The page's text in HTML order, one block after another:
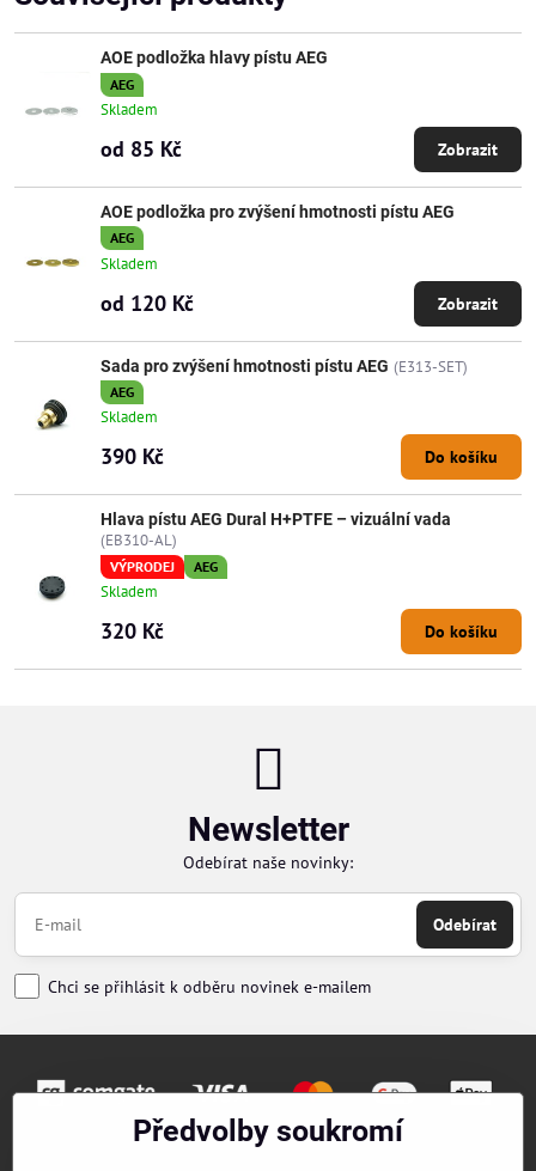
AOE podložka hlavy pístu AEG
AEG
Skladem
od 85 Kč Zobrazit
AOE podložka pro zvýšení hmotnosti pístu AEG
AEG
Skladem
od 120 Kč Zobrazit
Sada pro zvýšení hmotnosti pístu AEG (E313-SET)
AEG
Skladem
390 Kč Do košíku
Hlava pístu AEG Dural H+PTFE – vizuální vada
(EB310-AL)
VÝPRODEJ AEG
Skladem
320 Kč Do košíku
Newsletter
Odebírat naše novinky:
Odebírat
Chci se přihlásit k odběru novinek e-mailem
Předvolby soukromí